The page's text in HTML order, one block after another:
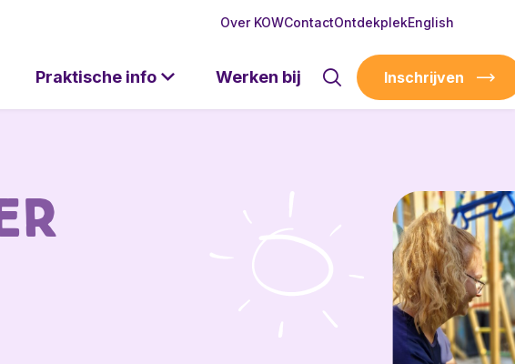
Over KOWContactOntdekplekEnglish
Praktische info Werken bij Inschrijven